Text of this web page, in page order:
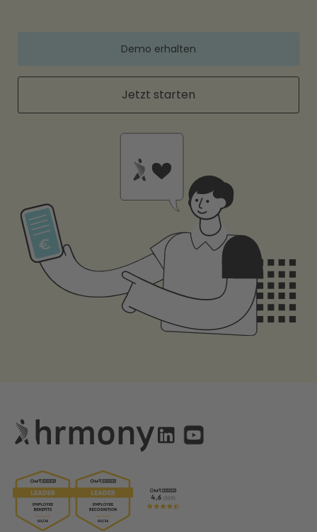
Demo erhalten
Jetzt starten